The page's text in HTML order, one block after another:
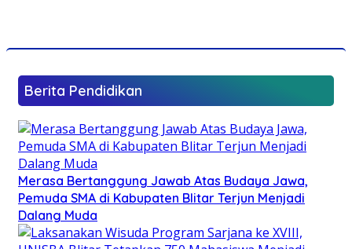
Berita Pendidikan
Merasa Bertanggung Jawab Atas Budaya Jawa,
Pemuda SMA di Kabupaten Blitar Terjun Menjadi
Dalang Muda